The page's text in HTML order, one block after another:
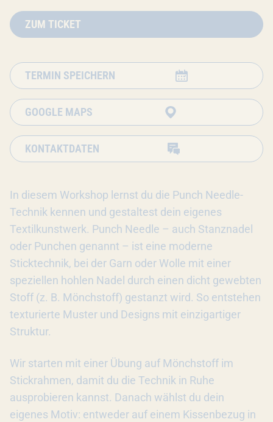
ZUM TICKET
TERMIN SPEICHERN
GOOGLE MAPS
KONTAKTDATEN
In diesem Workshop lernst du die Punch Needle-
Technik kennen und gestaltest dein eigenes
Textilkunstwerk. Punch Needle – auch Stanznadel
oder Punchen genannt – ist eine moderne
Sticktechnik, bei der Garn oder Wolle mit einer
speziellen hohlen Nadel durch einen dicht gewebten
Stoff (z. B. Mönchstoff) gestanzt wird. So entstehen
texturierte Muster und Designs mit einzigartiger
Struktur.
Wir starten mit einer Übung auf Mönchstoff im
Stickrahmen, damit du die Technik in Ruhe
ausprobieren kannst. Danach wählst du dein
eigenes Motiv: entweder auf einem Kissenbezug in